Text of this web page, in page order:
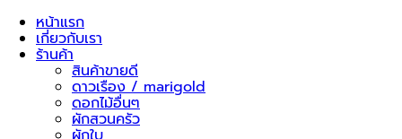
Skip
content
หน้าแรก
เกี่ยวกับเรา
ร้านค้า
สินค้าขายดี
ดาวเรือง / marigold
ดอกไม้อื่นๆ
ผักสวนครัว